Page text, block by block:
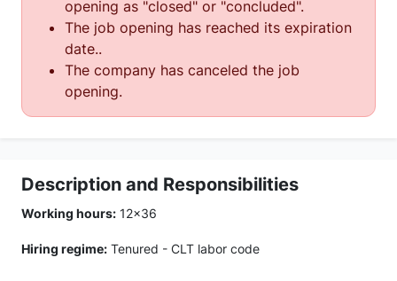
opening as "closed" or "concluded".
The job opening has reached its expiration
date..
The company has canceled the job
opening.
Description and Responsibilities
Working hours: 12x36
Hiring regime: Tenured - CLT labor code